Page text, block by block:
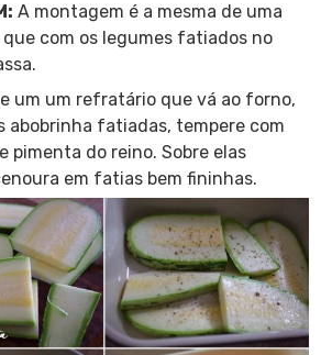
A montagem é a mesma de uma
que com os legumes fatiados no
um um refratário que vá ao forno,
abobrinha fatiadas, tempere com
pimenta do reino. Sobre elas
em fatias bem fininhas.